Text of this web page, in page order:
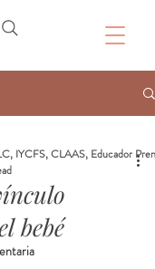
bebé
IYCFS, CLAAS, Educador